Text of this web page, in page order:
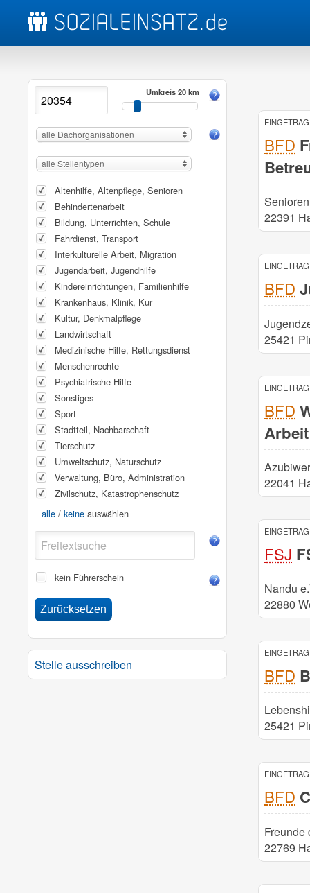
Umkreis 20 km
alle Dachorganisationen
alle Stellentypen
Altenhilfe, Altenpflege, Senioren
Behindertenarbeit
Bildung, Unterrichten, Schule
Fahrdienst, Transport
Interkulturelle Arbeit, Migration
Jugendarbeit, Jugendhilfe
Kindereinrichtungen, Familienhilfe
Krankenhaus, Klinik, Kur
Kultur, Denkmalpflege
Landwirtschaft
Medizinische Hilfe, Rettungsdienst
Menschenrechte
Psychiatrische Hilfe
Sonstiges
Sport
Stadtteil, Nachbarschaft
Tierschutz
Umweltschutz, Naturschutz
Verwaltung, Büro, Administration
Zivilschutz, Katastrophenschutz
alle / keine auswählen
kein Führerschein
Stelle ausschreiben
BFD
22391
BFD
25421
BFD
22041
FSJ
Nandu
22880
BFD
25421
BFD
Freunde
22769